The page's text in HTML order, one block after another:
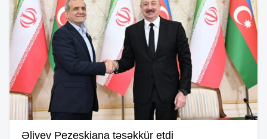
Əliyev Pezeşkiana təşəkkür etdi